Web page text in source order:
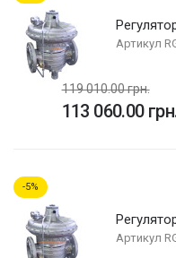
Артикул
113 060.00
119 010.00 грн.
5
Артикул